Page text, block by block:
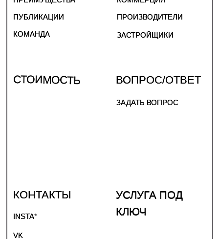
ИП КУТЫРИНА АНАСТАСИЯ МИХАЙЛОВНА
САЙТ СДЕЛАН WWW.APORFIRA.COM